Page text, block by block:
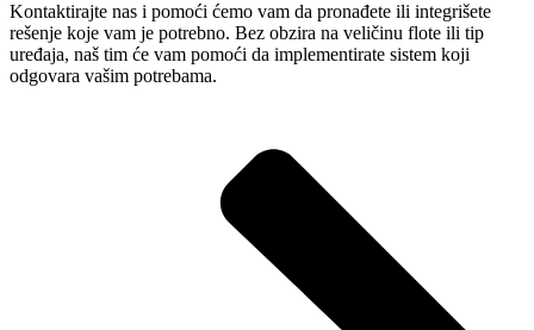
Kontaktirajte nas i pomoći ćemo vam da pronađete ili integrišete
rešenje koje vam je potrebno. Bez obzira na veličinu flote ili tip
uređaja, naš tim će vam pomoći da implementirate sistem koji
odgovara vašim potrebama.